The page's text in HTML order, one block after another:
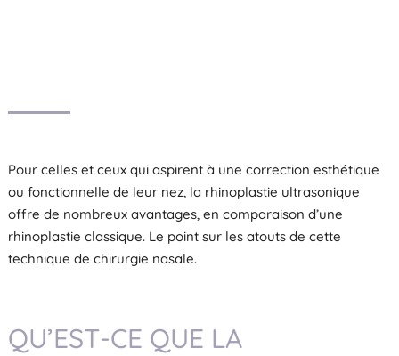
Pour celles et ceux qui aspirent à une correction esthétique
ou fonctionnelle de leur nez, la rhinoplastie ultrasonique
offre de nombreux avantages, en comparaison d’une
rhinoplastie classique. Le point sur les atouts de cette
technique de chirurgie nasale.
QU’EST-CE QUE LA